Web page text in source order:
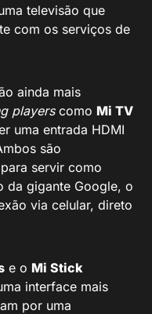
televisão que
com os serviços de
ainda mais
playerscomo Mi TV
uma entrada HDMI
são
servir como
da gigante Google, o
via celular, direto
e o Mi Stick
interface mais
por uma